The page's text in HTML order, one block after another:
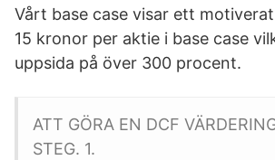
Vårt base case visar ett
15 kronor per aktie i base case
uppsida på över 300 procent.
ATT GÖRA EN DCF
STEG. 1.